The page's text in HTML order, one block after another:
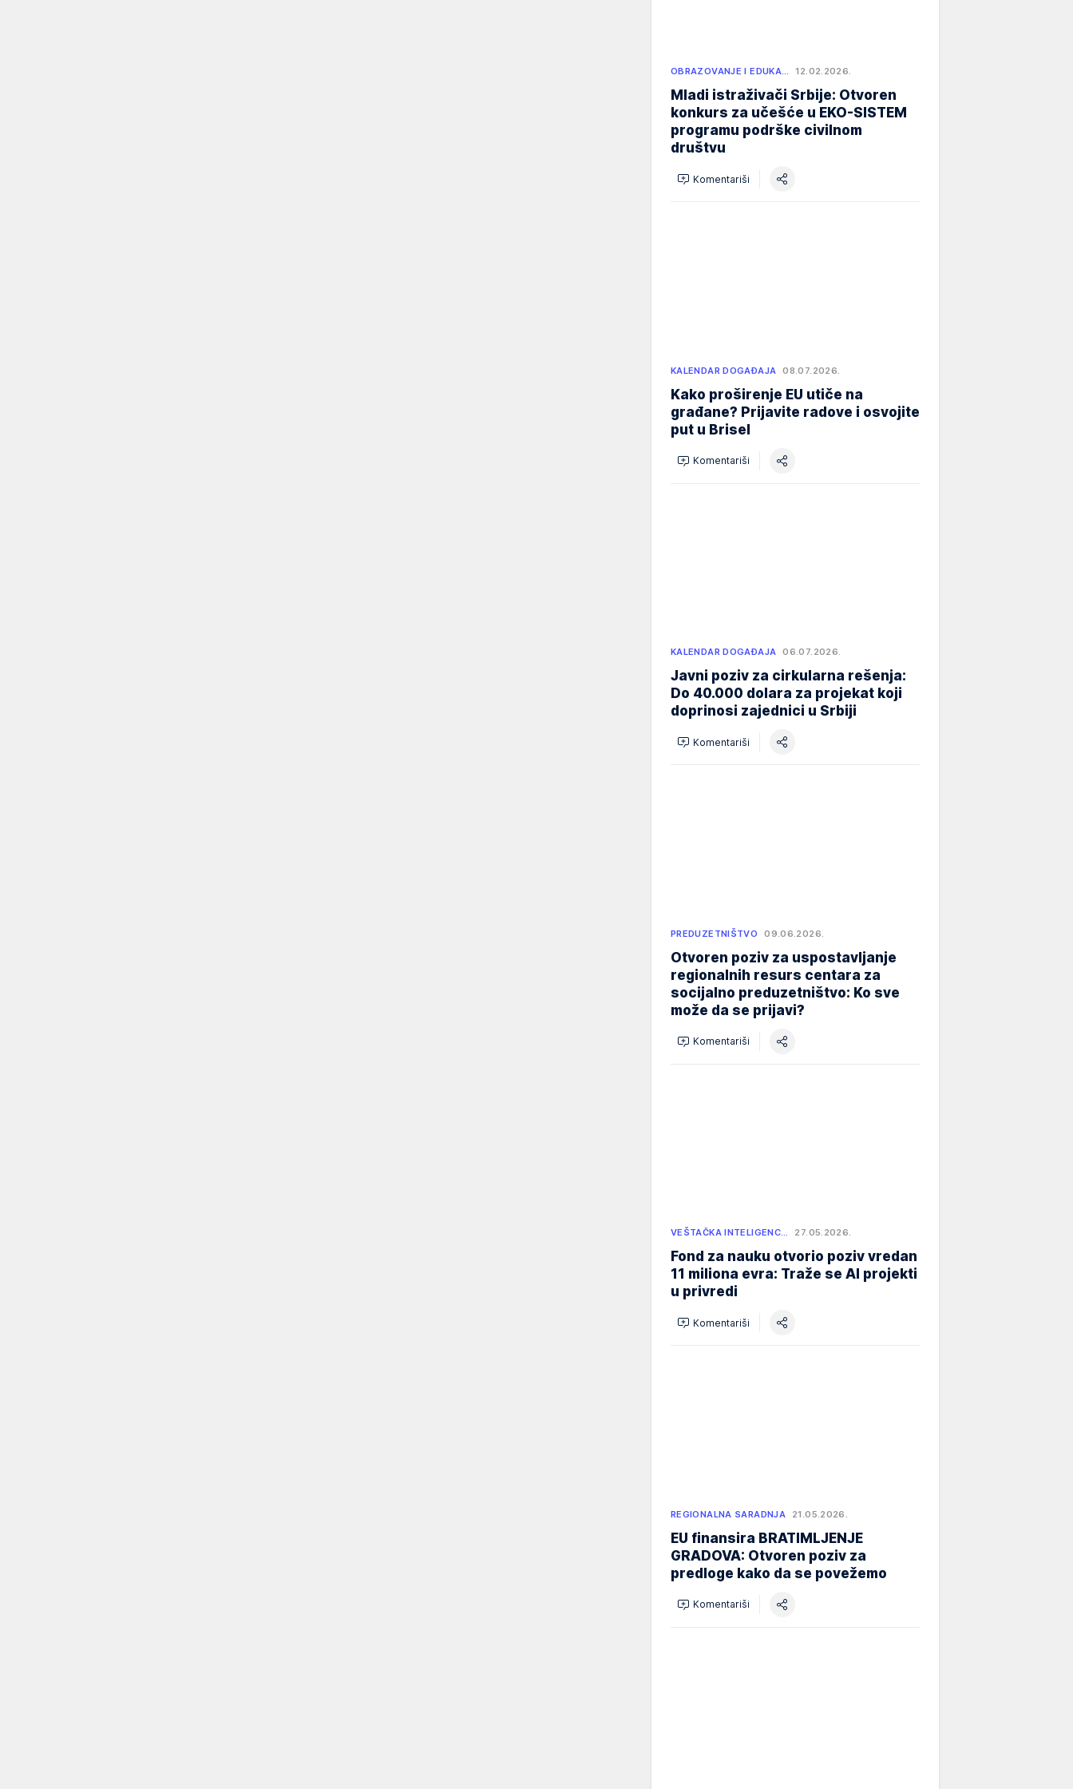
OBRAZOVANJE I EDUKA… 12.02.2026.
Mladi istraživači Srbije: Otvoren
konkurs za učešće u EKO-SISTEM
programu podrške civilnom
društvu
Komentariši
KALENDAR DOGAĐAJA 08.07.2026.
Kako proširenje EU utiče na
građane? Prijavite radove i osvojite
put u Brisel
Komentariši
KALENDAR DOGAĐAJA 06.07.2026.
Javni poziv za cirkularna rešenja:
Do 40.000 dolara za projekat koji
doprinosi zajednici u Srbiji
Komentariši
PREDUZETNIŠTVO 09.06.2026.
Otvoren poziv za uspostavljanje
regionalnih resurs centara za
socijalno preduzetništvo: Ko sve
može da se prijavi?
Komentariši
VEŠTAČKA INTELIGENC… 27.05.2026.
Fond za nauku otvorio poziv vredan
11 miliona evra: Traže se AI projekti
u privredi
Komentariši
REGIONALNA SARADNJA 21.05.2026.
EU finansira BRATIMLJENJE
GRADOVA: Otvoren poziv za
predloge kako da se povežemo
Komentariši